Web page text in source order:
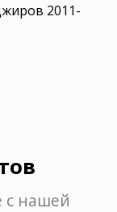
2011-
с нашей